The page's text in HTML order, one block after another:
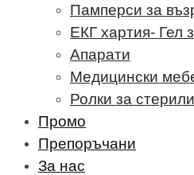
Памперси за
ЕКГ хартия- Гел
Апарати
Медицински
Ролки за
Промо
Препоръчани
За нас